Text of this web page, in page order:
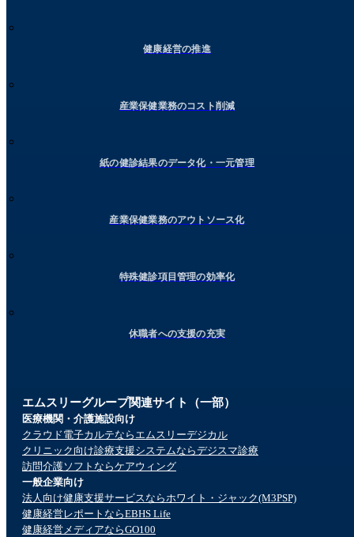
健康経営の推進
産業保健業務のコスト削減
紙の健診結果のデータ化・一元管理
産業保健業務のアウトソース化
特殊健診項目管理の効率化
休職者への支援の充実
エムスリーグループ関連サイト（一部）
医療機関・介護施設向け
クラウド電子カルテならエムスリーデジカル
クリニック向け診療支援システムならデジスマ診療
訪問介護ソフトならケアウィング
一般企業向け
法人向け健康支援サービスならホワイト・ジャック(M3PSP)
健康経営レポートならEBHS Life
健康経営メディアならGO100